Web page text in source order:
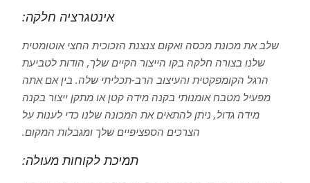
אינטגרציה חלקה:
שלב את מכונת מכסה ואקום צנצנת הזכוכית החצי אוטומטית
שלנו בצורה חלקה בקו הייצור הקיים שלך, הודות לטביעת
הרגל הקומפקטית והעיצוב הרב-תכליתי שלה. בין אם אתה
מפעיל מטבח אומנותי בקנה מידה קטן או מתקן ייצור בקנה
מידה גדול, ניתן להתאים את המכונה שלנו כדי לענות על
הצרכים הספציפיים שלך ומגבלות המקום.
תמיכת לקוחות מעולה: